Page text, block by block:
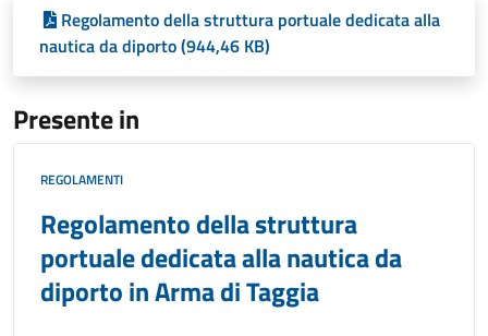
Regolamento della struttura portuale dedicata alla
nautica da diporto (944,46 KB)
Presente in
REGOLAMENTI
Regolamento della struttura
portuale dedicata alla nautica da
diporto in Arma di Taggia